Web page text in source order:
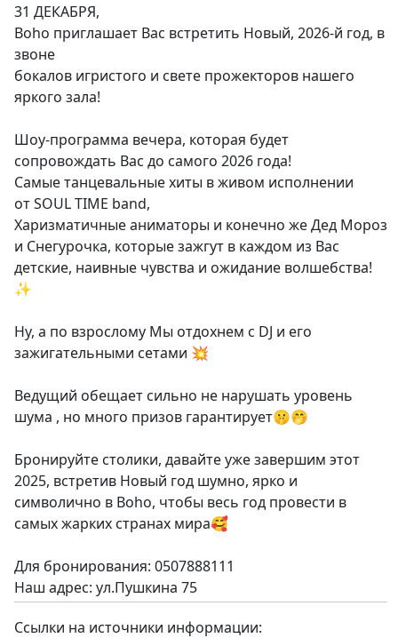
31 ДЕКАБРЯ,
Boho приглашает Вас встретить Новый, 2026-й год, в
звоне
бокалов игристого и свете прожекторов нашего
яркого зала!
Шоу-программа вечера, которая будет
сопровождать Вас до самого 2026 года!
Самые танцевальные хиты в живом исполнении
от SOUL TIME band,
Харизматичные аниматоры и конечно же Дед Мороз
и Снегурочка, которые зажгут в каждом из Вас
детские, наивные чувства и ожидание волшебства!
✨
Ну, а по взрослому Мы отдохнем с DJ и его
зажигательными сетами 💥
Ведущий обещает сильно не нарушать уровень
шума , но много призов гарантирует🤫🤭
Бронируйте столики, давайте уже завершим этот
2025, встретив Новый год шумно, ярко и
символично в Boho, чтобы весь год провести в
самых жарких странах мира🥰
Для бронирования: 0507888111
Наш адрес: ул.Пушкина 75
Ссылки на источники информации: